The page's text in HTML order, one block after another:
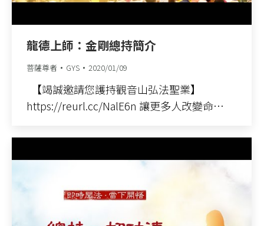
龍德上師：金剛總持簡介
菩薩尊者 GYS 2020/01/09
【竭誠邀請您護持觀音山弘法聖業】
https://reurl.cc/NalE6n 讓更多人改變命…